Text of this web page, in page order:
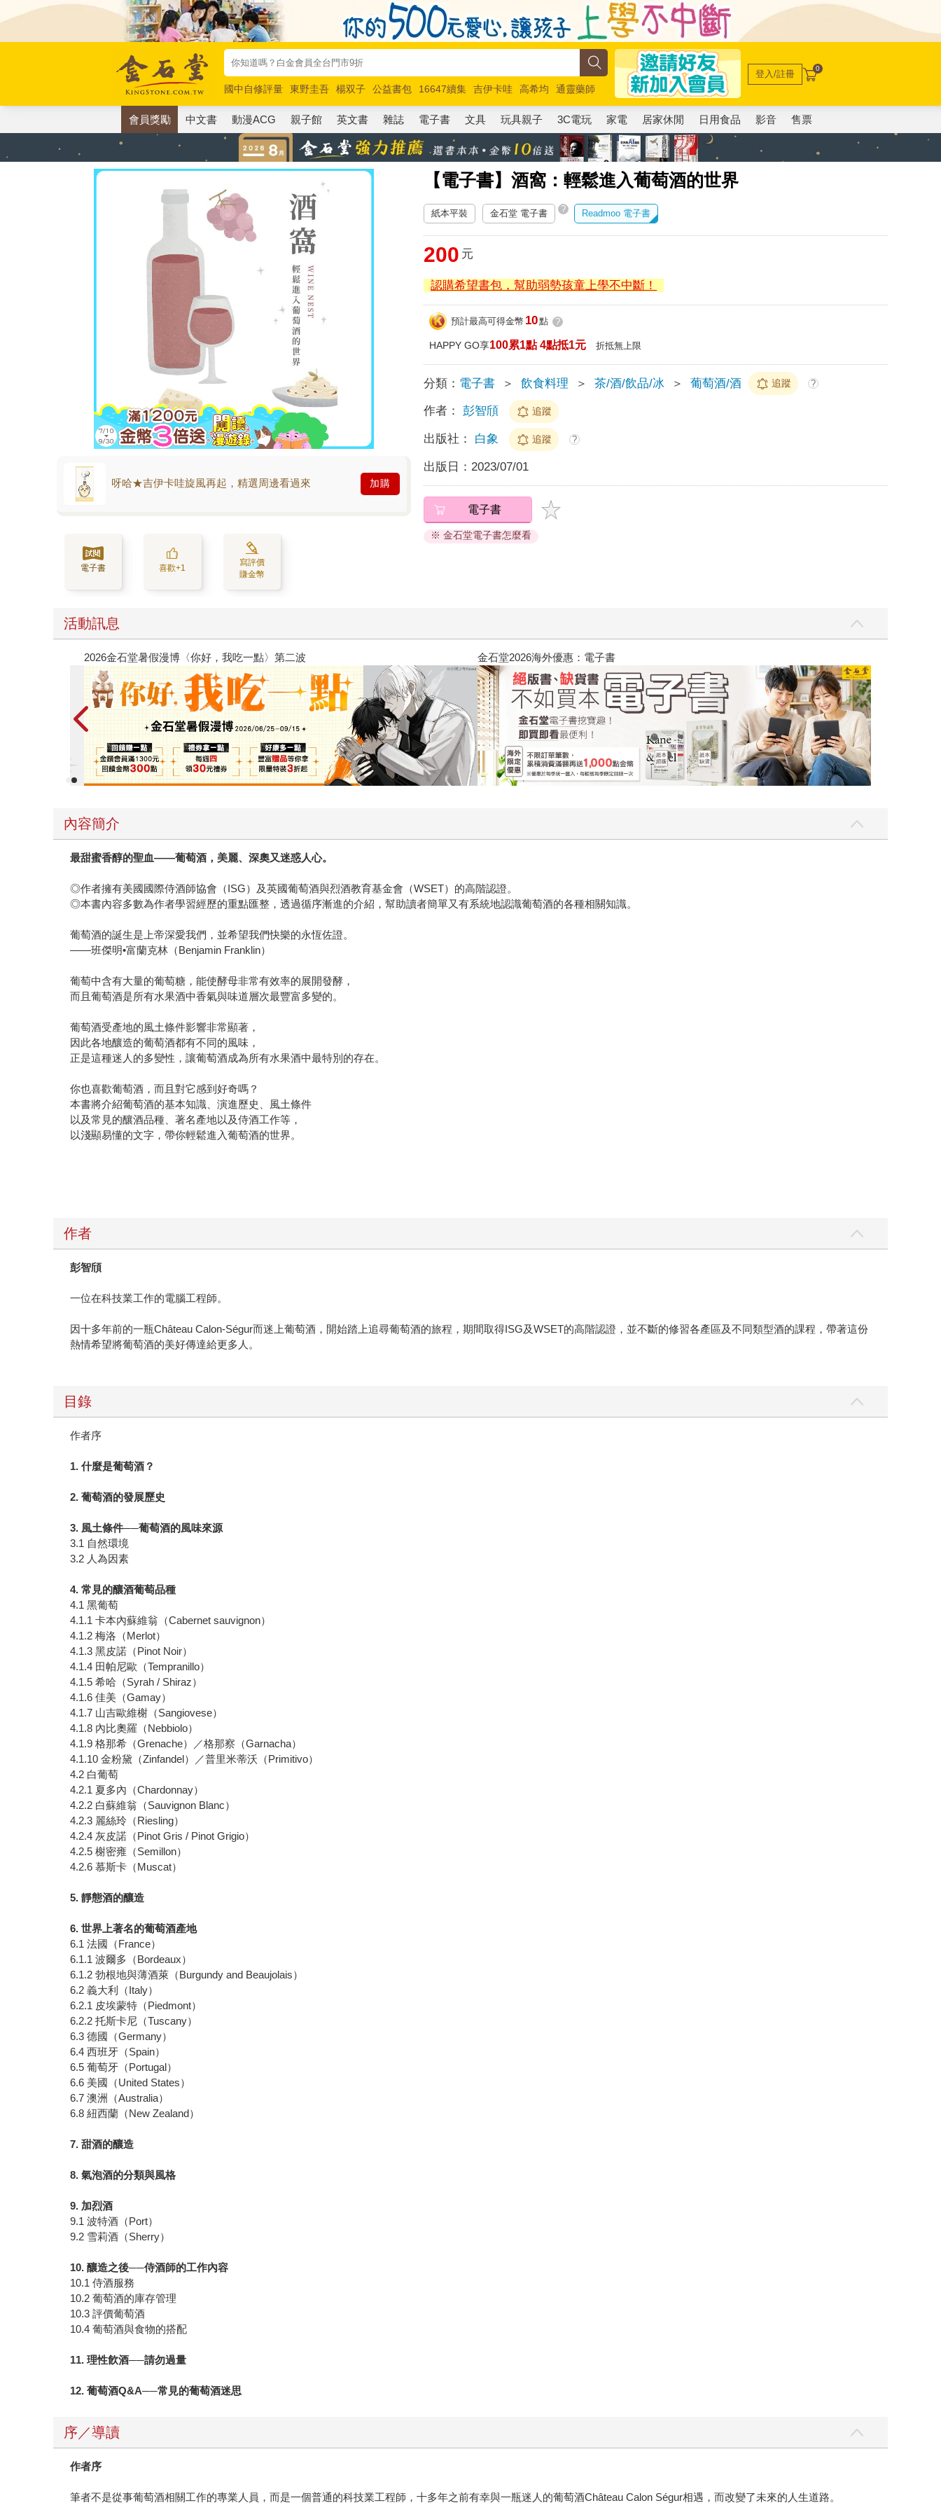
國中自修評量 東野圭吾 楊双子 公益書包 16647續集 吉伊卡哇 高希均
通靈藥師
唯紅花綻放
奧德賽 路邊攤新作 馬斯克 玩具總動員5 超慢跑
登入/註冊 0
會員獎勵 中文書 動漫ACG 親子館 英文書 雜誌 電子書 文具 玩具親子 3C電玩 家電 居家休閒 日用食品 影音 售票
【電子書】酒窩：輕鬆進入葡萄酒的世界
呀哈★吉伊卡哇旋風再起，精選周邊看過來 加購
電子書 喜歡+1
寫評價
賺金幣
紙本平裝 金石堂 電子書 ? Readmoo 電子書
200 元
認購希望書包，幫助弱勢孩童上學不中斷！
預計最高可得金幣 10點 ?
HAPPY GO享100累1點 4點抵1元 折抵無上限
分類： 電子書 ＞ 飲食料理 ＞ 茶/酒/飲品/冰 ＞ 葡萄酒/酒 追蹤 ?
作者： 彭智頎 追蹤
出版社： 白象 追蹤 ?
出版日： 2023/07/01
電子書
※ 金石堂電子書怎麼看
活動訊息
春光ｘ奇幻基地｜全書系展 2026金石堂暑假漫博〈你好，我吃一點〉第二波
內容簡介
最甜蜜香醇的聖血——葡萄酒，美麗、深奧又迷惑人心。
◎作者擁有美國國際侍酒師協會（ISG）及英國葡萄酒與烈酒教育基金會（WSET）的高階認證。
◎本書內容多數為作者學習經歷的重點匯整，透過循序漸進的介紹，幫助讀者簡單又有系統地認識葡萄酒的各種相關知識。
葡萄酒的誕生是上帝深愛我們，並希望我們快樂的永恆佐證。
——班傑明•富蘭克林（Benjamin Franklin）
葡萄中含有大量的葡萄糖，能使酵母非常有效率的展開發酵，
而且葡萄酒是所有水果酒中香氣與味道層次最豐富多變的。
葡萄酒受產地的風土條件影響非常顯著，
因此各地釀造的葡萄酒都有不同的風味，
正是這種迷人的多變性，讓葡萄酒成為所有水果酒中最特別的存在。
你也喜歡葡萄酒，而且對它感到好奇嗎？
本書將介紹葡萄酒的基本知識、演進歷史、風土條件
以及常見的釀酒品種、著名產地以及侍酒工作等，
以淺顯易懂的文字，帶你輕鬆進入葡萄酒的世界。
作者
彭智頎
一位在科技業工作的電腦工程師。
因十多年前的一瓶Château Calon-Ségur而迷上葡萄酒，開始踏上追尋葡萄酒的旅程，期間取得ISG及WSET的高階認證，並不斷的修習各產區及不同類型酒的課程，帶著這份
熱情希望將葡萄酒的美好傳達給更多人。
目錄
作者序
1. 什麼是葡萄酒？
2. 葡萄酒的發展歷史
3. 風土條件──葡萄酒的風味來源
3.1 自然環境
3.2 人為因素
4. 常見的釀酒葡萄品種
4.1 黑葡萄
4.1.1 卡本內蘇維翁（Cabernet sauvignon）
4.1.2 梅洛（Merlot）
4.1.3 黑皮諾（Pinot Noir）
4.1.4 田帕尼歐（Tempranillo）
4.1.5 希哈（Syrah / Shiraz）
4.1.6 佳美（Gamay）
4.1.7 山吉歐維榭（Sangiovese）
4.1.8 內比奧羅（Nebbiolo）
4.1.9 格那希（Grenache）／格那察（Garnacha）
4.1.10 金粉黛（Zinfandel）／普里米蒂沃（Primitivo）
4.2 白葡萄
4.2.1 夏多內（Chardonnay）
4.2.2 白蘇維翁（Sauvignon Blanc）
4.2.3 麗絲玲（Riesling）
4.2.4 灰皮諾（Pinot Gris / Pinot Grigio）
4.2.5 榭密雍（Semillon）
4.2.6 慕斯卡（Muscat）
5. 靜態酒的釀造
6. 世界上著名的葡萄酒產地
6.1 法國（France）
6.1.1 波爾多（Bordeaux）
6.1.2 勃根地與薄酒萊（Burgundy and Beaujolais）
6.2 義大利（Italy）
6.2.1 皮埃蒙特（Piedmont）
6.2.2 托斯卡尼（Tuscany）
6.3 德國（Germany）
6.4 西班牙（Spain）
6.5 葡萄牙（Portugal）
6.6 美國（United States）
6.7 澳洲（Australia）
6.8 紐西蘭（New Zealand）
7. 甜酒的釀造
8. 氣泡酒的分類與風格
9. 加烈酒
9.1 波特酒（Port）
9.2 雪莉酒（Sherry）
10. 釀造之後──侍酒師的工作內容
10.1 侍酒服務
10.2 葡萄酒的庫存管理
10.3 評價葡萄酒
10.4 葡萄酒與食物的搭配
11. 理性飮酒──請勿過量
12. 葡萄酒Q&A──常見的葡萄酒迷思
序／導讀
作者序
筆者不是從事葡萄酒相關工作的專業人員，而是一個普通的科技業工程師，十多年之前有幸與一瓶迷人的葡萄酒Château Calon Ségur相遇，而改變了未來的人生道路。